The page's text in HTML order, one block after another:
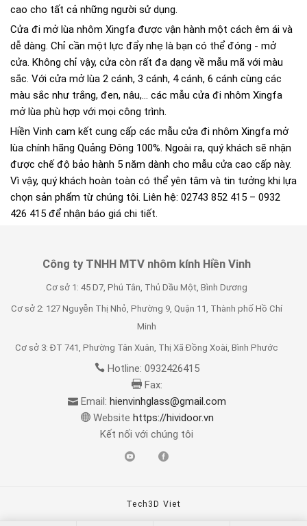
cao cho tất cả những người sử dụng.
Cửa đi mở lùa nhôm Xingfa được vận hành một cách êm ái và
dễ dàng. Chỉ cần một lực đẩy nhẹ là bạn có thể đóng - mở
cửa. Không chỉ vậy, cửa còn rất đa dạng về mẫu mã với màu
sắc. Với cửa mở lùa 2 cánh, 3 cánh, 4 cánh, 6 cánh cùng các
màu sắc như trắng, đen, nâu,... các mẫu cửa đi nhôm Xingfa
mở lùa phù hợp với mọi công trình.
Hiền Vinh cam kết cung cấp các mẫu cửa đi nhôm Xingfa mở
lùa chính hãng Quảng Đông 100%. Ngoài ra, quý khách sẽ nhận
được chế độ bảo hành 5 năm dành cho mẫu cửa cao cấp này.
Vì vậy, quý khách hoàn toàn có thể yên tâm và tin tưởng khi lựa
chọn sản phẩm từ chúng tôi. Liên hệ: 02743 852 415 – 0932
426 415 để nhận báo giá chi tiết.
Công ty TNHH MTV nhôm kính Hiền Vinh
Cơ sở 1: 45 D7, Phú Tân, Thủ Dầu Một, Bình Dương
Cơ sở 2: 127 Nguyễn Thị Nhỏ, Phường 9, Quận 11, Thành phố Hồ Chí
Minh
Cơ sở 3: ĐT 741, Phường Tân Xuân, Thị Xã Đồng Xoài, Bình Phước
Hotline: 0932426415
Fax:
Email: hienvinhglass@gmail.com
Website https://hividoor.vn
Kết nối với chúng tôi
Tech3D Viet